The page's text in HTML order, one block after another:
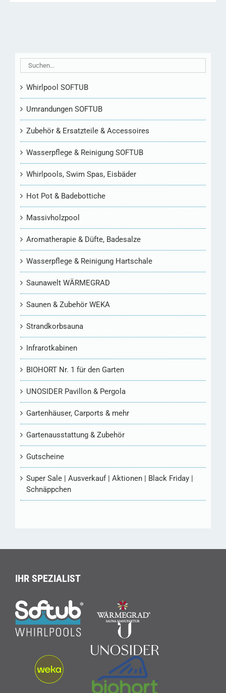
Whirlpool SOFTUB
Umrandungen SOFTUB
Zubehör & Ersatzteile & Accessoires
Wasserpflege & Reinigung SOFTUB
Whirlpools, Swim Spas, Eisbäder
Hot Pot & Badebottiche
Massivholzpool
Aromatherapie & Düfte, Badesalze
Wasserpflege & Reinigung Hartschale
Saunawelt WÄRMEGRAD
Saunen & Zubehör WEKA
Strandkorbsauna
Infrarotkabinen
BIOHORT Nr. 1 für den Garten
UNOSIDER Pavillon & Pergola
Gartenhäuser, Carports & mehr
Gartenausstattung & Zubehör
Gutscheine
Super Sale | Ausverkauf | Aktionen | Black Friday |
Schnäppchen
IHR SPEZIALIST